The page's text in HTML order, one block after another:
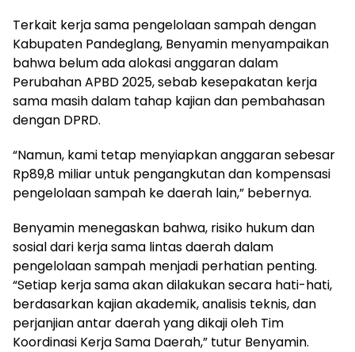
Terkait kerja sama pengelolaan sampah dengan
Kabupaten Pandeglang, Benyamin menyampaikan
bahwa belum ada alokasi anggaran dalam
Perubahan APBD 2025, sebab kesepakatan kerja
sama masih dalam tahap kajian dan pembahasan
dengan DPRD.
“Namun, kami tetap menyiapkan anggaran sebesar
Rp89,8 miliar untuk pengangkutan dan kompensasi
pengelolaan sampah ke daerah lain,” bebernya.
Benyamin menegaskan bahwa, risiko hukum dan
sosial dari kerja sama lintas daerah dalam
pengelolaan sampah menjadi perhatian penting.
“Setiap kerja sama akan dilakukan secara hati-hati,
berdasarkan kajian akademik, analisis teknis, dan
perjanjian antar daerah yang dikaji oleh Tim
Koordinasi Kerja Sama Daerah,” tutur Benyamin.